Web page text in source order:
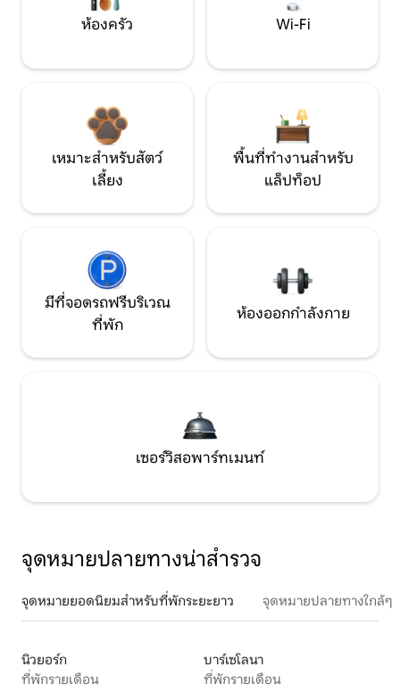
ห้องครัว Wi-Fi
เหมาะสำหรับสัตว์
เลี้ยง
พื้นที่ทำงานสำหรับ
แล็ปท็อป
มีที่จอดรถฟรีบริเวณ
ที่พัก
ห้องออกกำลังกาย
เซอร์วิสอพาร์ทเมนท์
จุดหมายปลายทางน่าสำรวจ
จุดหมายยอดนิยมสำหรับที่พักระยะยาว จุดหมายปลายทางใกล้ๆ
นิวยอร์ก
ที่พักรายเดือน
บาร์เซโลนา
ที่พักรายเดือน